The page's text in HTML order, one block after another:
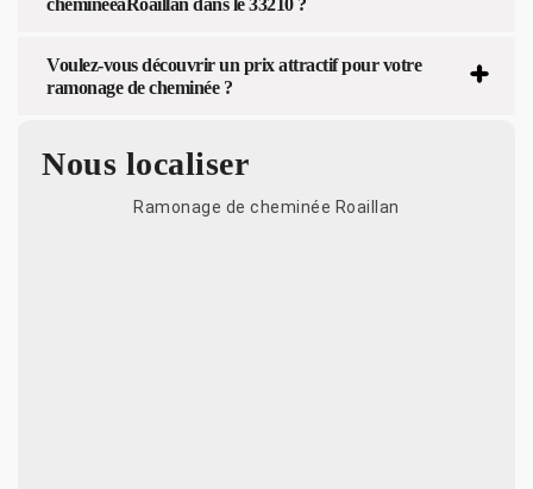
Voulez-vous découvrir un prix attractif pour votre
ramonage de cheminée ?
Nous localiser
Ramonage de cheminée Roaillan